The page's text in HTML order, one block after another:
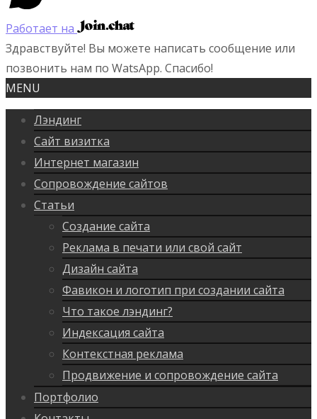
Работает на
Здравствуйте! Вы можете написать сообщение или
позвонить нам по WatsApp. Спасибо!
MENU
Лэндинг
Сайт визитка
Интернет магазин
Сопровождение сайтов
Статьи
Создание сайта
Реклама в печати или свой сайт
Дизайн сайта
Фавикон и логотип при создании сайта
Что такое лэндинг?
Индексация сайта
Контекстная реклама
Продвижение и сопровождение сайта
Портфолио